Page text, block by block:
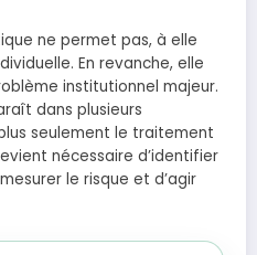
ne permet pas, à elle
En revanche, elle
institutionnel majeur.
dans plusieurs
seulement le traitement
nécessaire d’identifier
le risque et d’agir